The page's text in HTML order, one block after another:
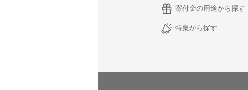
寄付金の用途から探す
特集から探す